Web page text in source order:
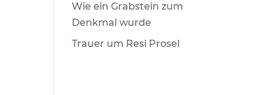
Wie ein Grabstein zum
Denkmal wurde
Trauer um Resi Prosel